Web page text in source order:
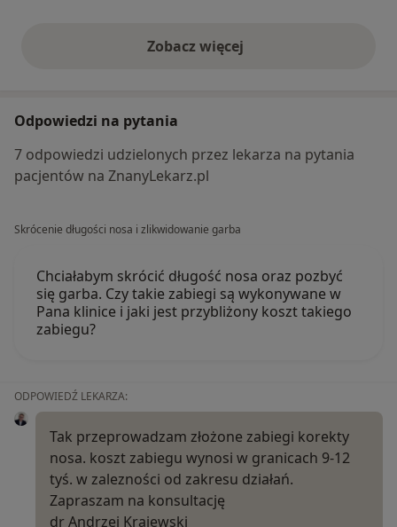
Zobacz więcejopinie powyżej
Odpowiedzi na pytania
7 odpowiedzi udzielonych przez lekarza na pytania
pacjentów na ZnanyLekarz.pl
Skrócenie długości nosa i zlikwidowanie garba
Chciałabym skrócić długość nosa oraz pozbyć
się garba. Czy takie zabiegi są wykonywane w
Pana klinice i jaki jest przybliżony koszt takiego
zabiegu?
ODPOWIEDŹ LEKARZA:
Tak przeprowadzam złożone zabiegi korekty
nosa. koszt zabiegu wynosi w granicach 9-12
tyś. w zalezności od zakresu działań.
Zapraszam na konsultację
dr Andrzej Krajewski